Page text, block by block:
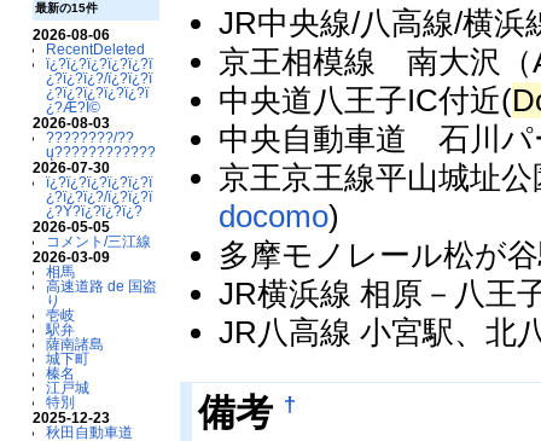
最新の15件
2026-08-06
RecentDeleted
ï¿?ï¿?ï¿?ï¿?ï¿?ï
¿?ï¿?ï¿?/ï¿?ï¿?ï
¿?ï¿?ï¿?ï¿?ï¿?ï
¿?Æ?Ï©
2026-08-03
????????/??
ų????????????
2026-07-30
ï¿?ï¿?ï¿?ï¿?ï¿?ï
¿?ï¿?ï¿?/ï¿?ï¿?ï
¿?Ý?ï¿?ï¿?ï¿?
2026-05-05
コメント/三江線
2026-03-09
相馬
高速道路 de 国盗
り
壱岐
駅弁
薩南諸島
城下町
榛名
江戸城
特別
2025-12-23
秋田自動車道
JR中央線/八高線/横
京王相模線 南大沢（
中央道八王子IC付近(
中央自動車道 石川
京王京王線平山城址
docomo)
多摩モノレール松が
JR横浜線 相原－八王
JR八高線 小宮駅、北
備考 †